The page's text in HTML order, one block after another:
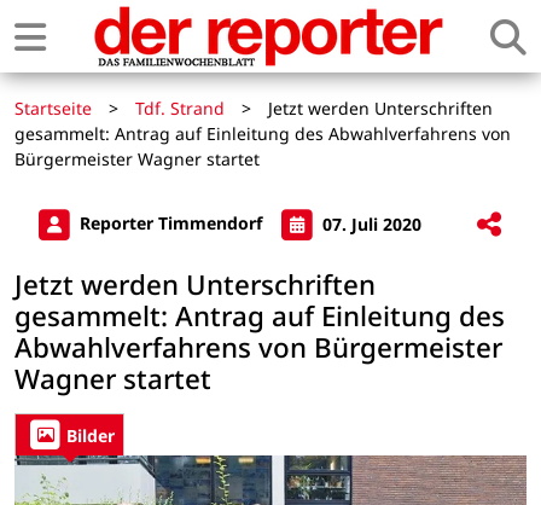
Startseite > Tdf. Strand >
Jetzt werden Unterschriften
gesammelt: Antrag auf Einleitung des Abwahlverfahrens von
Bürgermeister Wagner startet
Reporter Timmendorf 07. Juli 2020
Jetzt werden Unterschriften
gesammelt: Antrag auf Einleitung des
Abwahlverfahrens von Bürgermeister
Wagner startet
Bilder